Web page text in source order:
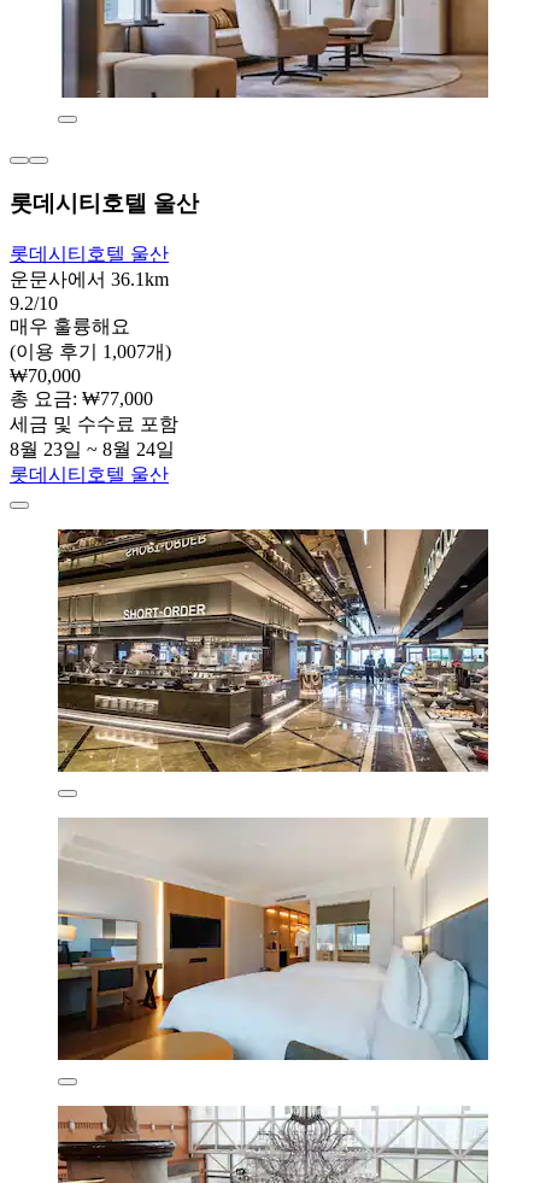
롯데시티호텔 울산
롯데시티호텔 울산
운문사에서 36.1km
9.2/10
매우 훌륭해요
(이용 후기 1,007개)
₩70,000
총 요금: ₩77,000
세금 및 수수료 포함
8월 23일 ~ 8월 24일
롯데시티호텔 울산